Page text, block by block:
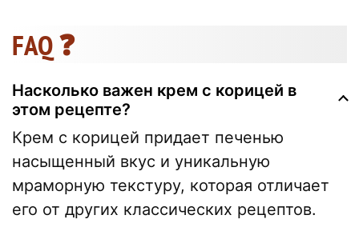
FAQ ❓
Насколько важен крем с корицей в
этом рецепте?
Крем с корицей придает печенью
насыщенный вкус и уникальную
мраморную текстуру, которая отличает
его от других классических рецептов.